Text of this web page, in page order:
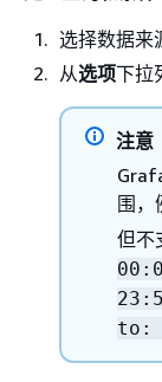
选择数据来
从选项下拉
注意
围，
但不
to: